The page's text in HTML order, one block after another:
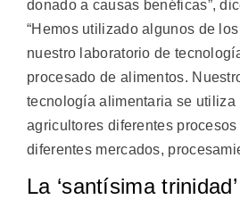
donado a causas benéficas”,
“Hemos utilizado algunos de
nuestro laboratorio de
procesado de alimentos.
tecnología alimentaria se utiliza
agricultores diferentes
diferentes mercados,
La ‘santísima trinidad’